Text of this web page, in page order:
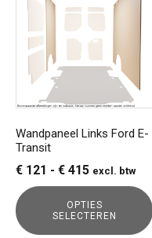
Wandpaneel Links Ford E-
Transit
€ 121 - € 415Prijsklasse:
€ 121
tot
excl. btw
OPTIES
SELECTEREN
meerdere
variaties.
Deze
kan
gekozen
worden
op
de
productpagina